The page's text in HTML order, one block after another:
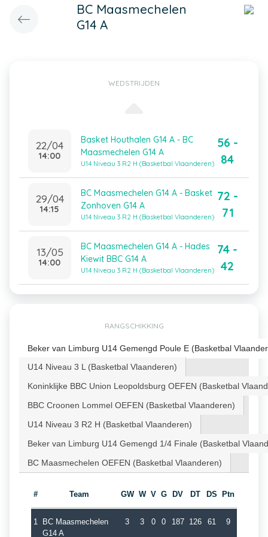
BC Maasmechelen
G14 A
WEDSTRIJDEN
22/04
14:00
Basket Houthalen G14 A - BC
Maasmechelen G14 A
U14 Niveau 3 R2 H (Basketbal Vlaanderen)
56 -
84
29/04
14:15
BC Maasmechelen G14 A - Basket
Zonhoven G14 A
U14 Niveau 3 R2 H (Basketbal Vlaanderen)
72 -
71
13/05
14:00
BC Maasmechelen G14 A - Hades
Kiewit BBC G14 A
U14 Niveau 3 R2 H (Basketbal Vlaanderen)
74 -
42
RANGSCHIKKING
Beker van Limburg U14 Gemengd Poule E (Basketbal
U14 Niveau 3 L (Basketbal Vlaanderen)
Koninklijke BBC Union Leopoldsburg OEFEN (Basketbal
BBC Croonen Lommel OEFEN (Basketbal Vlaanderen)
U14 Niveau 3 R2 H (Basketbal Vlaanderen)
Beker van Limburg U14 Gemengd 1/4 Finale (Basketbal
BC Maasmechelen OEFEN (Basketbal Vlaanderen)
# Team GW W V G DV DT DS Ptn
1
BC Maasmechelen
G14 A
3 3 0 0 187 126 61 9